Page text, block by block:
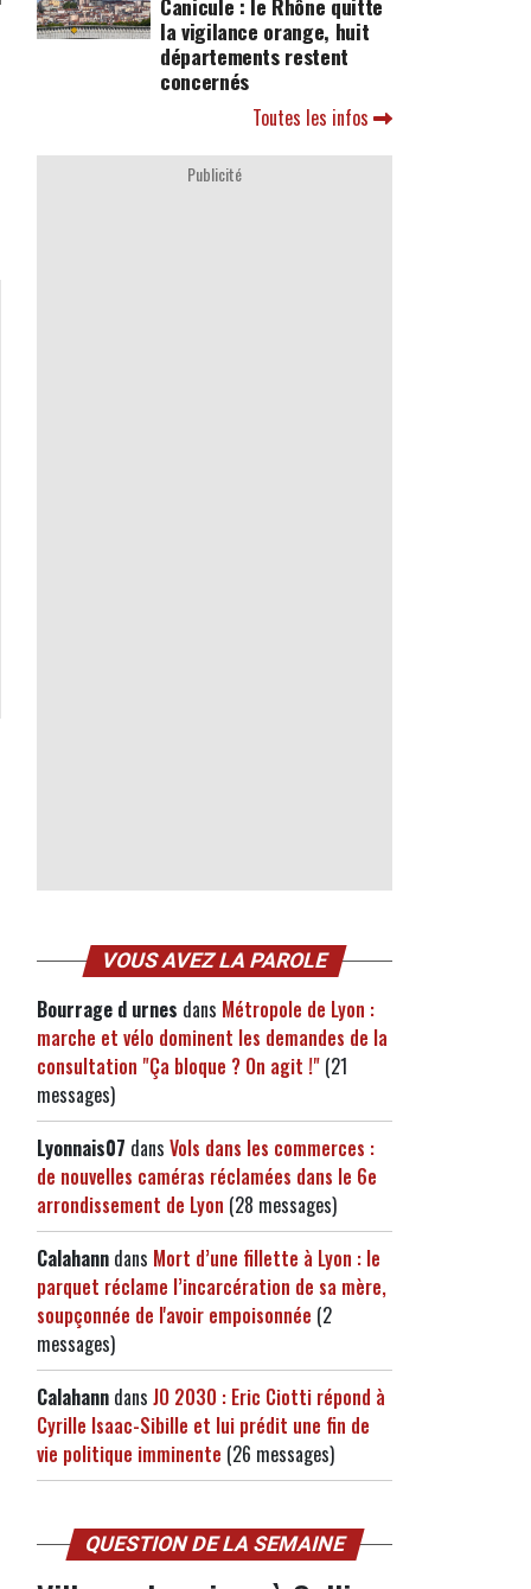
la vigilance orange, huit
départements restent
concernés
Toutes les infos
Publicité
VOUS AVEZ LA PAROLE
Bourrage d urnes dans Métropole de Lyon :
marche et vélo dominent les demandes de la
consultation "Ça bloque ? On agit !" (21
messages)
Lyonnais07 dans Vols dans les commerces :
de nouvelles caméras réclamées dans le 6e
arrondissement de Lyon (28 messages)
Calahann dans Mort d’une fillette à Lyon : le
parquet réclame l’incarcération de sa mère,
soupçonnée de l'avoir empoisonnée (2
messages)
Calahann dans JO 2030 : Eric Ciotti répond à
Cyrille Isaac-Sibille et lui prédit une fin de
vie politique imminente (26 messages)
QUESTION DE LA SEMAINE